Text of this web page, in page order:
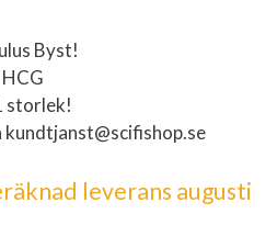
Byst!
storlek!
kundtjanst@scifishop.se
leverans augusti